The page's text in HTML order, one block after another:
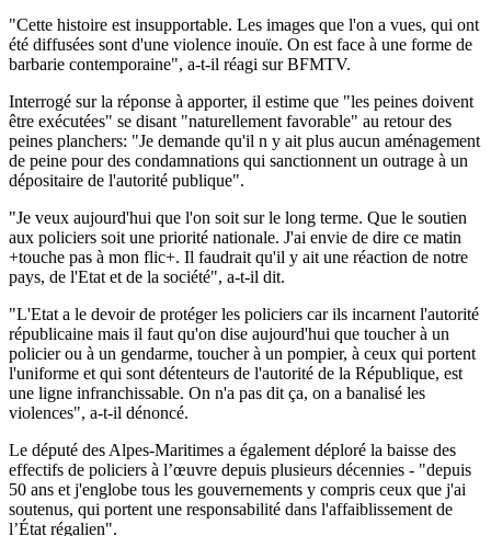
"Cette histoire est insupportable. Les images que l'on a vues, qui ont
été diffusées sont d'une violence inouïe. On est face à une forme de
barbarie contemporaine", a-t-il réagi sur BFMTV.
Interrogé sur la réponse à apporter, il estime que "les peines doivent
être exécutées" se disant "naturellement favorable" au retour des
peines planchers: "Je demande qu'il n y ait plus aucun aménagement
de peine pour des condamnations qui sanctionnent un outrage à un
dépositaire de l'autorité publique".
"Je veux aujourd'hui que l'on soit sur le long terme. Que le soutien
aux policiers soit une priorité nationale. J'ai envie de dire ce matin
+touche pas à mon flic+. Il faudrait qu'il y ait une réaction de notre
pays, de l'Etat et de la société", a-t-il dit.
"L'Etat a le devoir de protéger les policiers car ils incarnent l'autorité
républicaine mais il faut qu'on dise aujourd'hui que toucher à un
policier ou à un gendarme, toucher à un pompier, à ceux qui portent
l'uniforme et qui sont détenteurs de l'autorité de la République, est
une ligne infranchissable. On n'a pas dit ça, on a banalisé les
violences", a-t-il dénoncé.
Le député des Alpes-Maritimes a également déploré la baisse des
effectifs de policiers à l’œuvre depuis plusieurs décennies - "depuis
50 ans et j'englobe tous les gouvernements y compris ceux que j'ai
soutenus, qui portent une responsabilité dans l'affaiblissement de
l’État régalien".